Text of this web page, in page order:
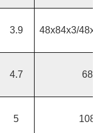
3.9 48x84x3/
4.7
5